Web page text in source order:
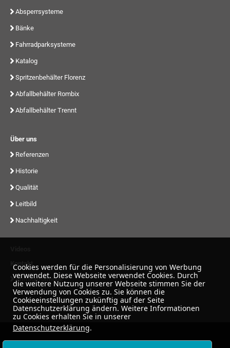
Absperrsysteme
Bänke
Fahrradparksysteme
Katalog
Spritzenbehälter Florenz
Abfallbehälter Rombix
Abfallbehälter Trennt
Über uns
Referenzen
Historie
Qualität
Leitbild
Nachhaltigkeit
Kontakt
Anfrageformular
Cookies werden für die Personalisierung von Werbung
verwendet. Diese Webseite verwendet Cookies. Durch
die weitere Nutzung unserer Webseite stimmen Sie der
Verwendung von Cookies zu. Sie können die
Cookieeinstellungen zukünftig auf der Seite
Datenschutzerklärung ändern. Weitere Informationen
zu Cookies erhalten Sie in unserer
Datenschutzerklärung.